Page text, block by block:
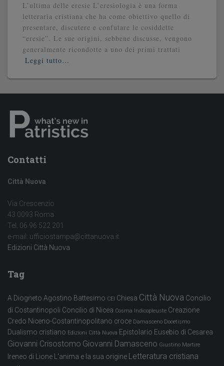
L’ultima delle eresie L’eresiologia è una forma
letteraria cristiana che ha come obiettivo quello di
presentare, discutere e confutare le cosiddette
“eresie”. Le sue origini, sebbene discusse, vengono
generalmente ricondotte a uno dei primi trattati
Leggi tutto…
Contatti
Città Nuova
Via Crescenzio
43 0093 Roma
Tel. 06 96 522 201
e-mail: ufficiostampa@cittanuova.it
Edizioni Città Nuova
Tag
A Diogneto Agostino Battesimo CEI Chiesa Città Nuova Concilio
di Costantinopoli Concilio di Nicea Cosma Indicopleuste Creazione
Credo Niceno-Costantinopolitano croce Damasceno Docetismo
Dualismo cristiano Edizioni Città Nuova Epistolario Eusebio di Cesarea
Giovanni Crisostomo Giovanni Damasceno Giustino Martire
Ireneo di Lione L'anima e la sua origine Letteratura cristiana